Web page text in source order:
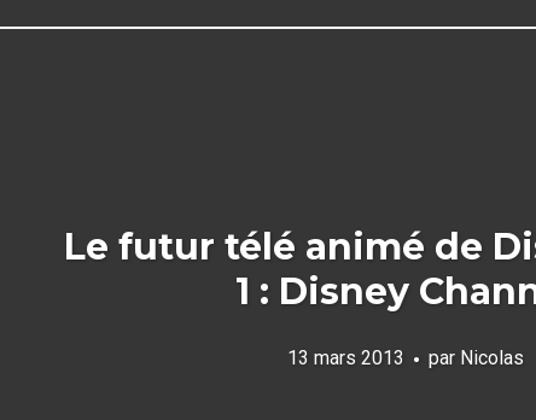
Le futur télé animé de
1 : Disney
13 mars 2013 par Nicolas